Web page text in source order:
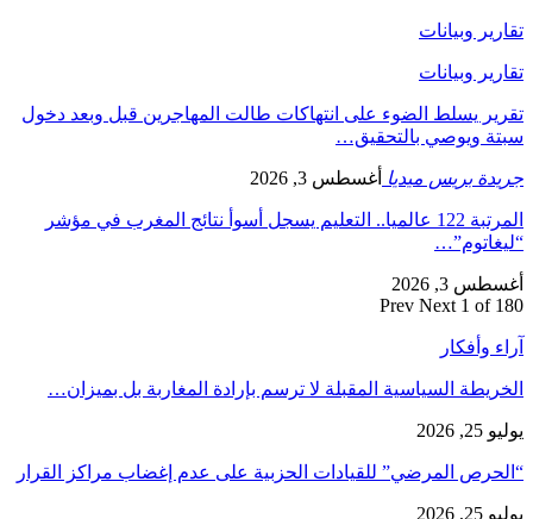
تقارير وبيانات
تقارير وبيانات
تقرير يسلط الضوء على انتهاكات طالت المهاجرين قبل وبعد دخول
سبتة ويوصي بالتحقيق…
جريدة بريس ميديا أغسطس 3, 2026
المرتبة 122 عالميا.. التعليم يسجل أسوأ نتائج المغرب في مؤشر
“ليغاتوم”…
أغسطس 3, 2026
Prev Next 1 of 180
آراء وأفكار
الخريطة السياسية المقبلة لا ترسم بإرادة المغاربة بل بميزان…
يوليو 25, 2026
“الحرص المرضي” للقيادات الحزبية على عدم إغضاب مراكز القرار
يوليو 25, 2026